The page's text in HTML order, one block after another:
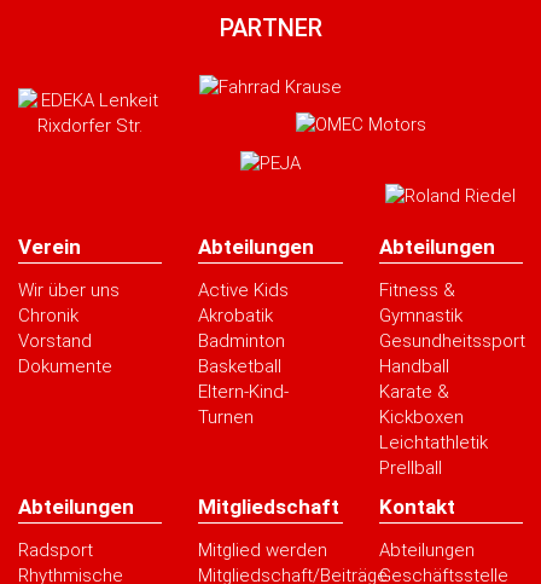
PARTNER
Verein
Wir über uns
Chronik
Vorstand
Dokumente
Abteilungen
Active Kids
Akrobatik
Badminton
Basketball
Eltern-Kind-
Turnen
Abteilungen
Fitness &
Gymnastik
Gesundheitssport
Handball
Karate &
Kickboxen
Leichtathletik
Prellball
Abteilungen
Radsport
Rhythmische
Mitgliedschaft
Mitglied werden
Mitgliedschaft/Beiträge
Kontakt
Abteilungen
Geschäftsstelle